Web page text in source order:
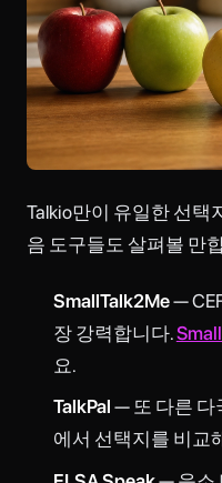
Talkio만이 유일한 선택
음 도구들도 살펴볼 만
SmallTalk2Me—
장 강력합니다.
요.
TalkPal — 또 다른 다
에서 선택지를 비교